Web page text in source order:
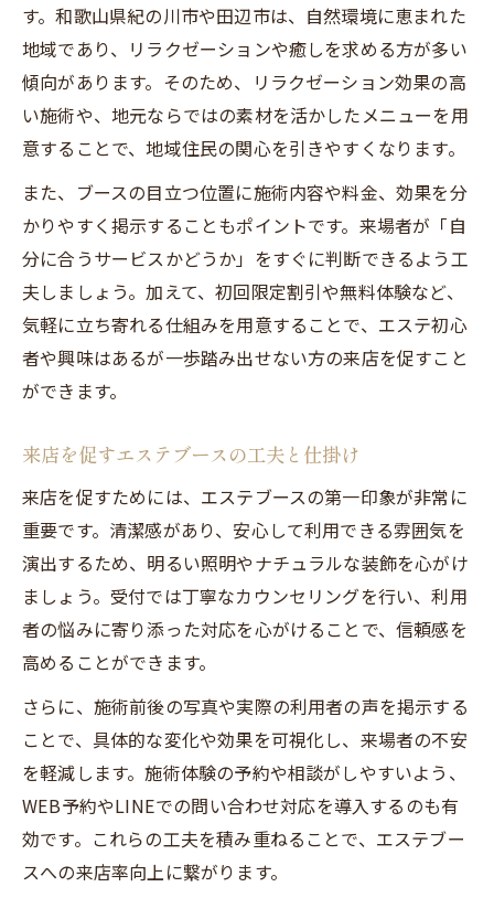
す。和歌山県紀の川市や田辺市は、自然環境に恵まれた
地域であり、リラクゼーションや癒しを求める方が多い
傾向があります。そのため、リラクゼーション効果の高
い施術や、地元ならではの素材を活かしたメニューを用
意することで、地域住民の関心を引きやすくなります。
また、ブースの目立つ位置に施術内容や料金、効果を分
かりやすく掲示することもポイントです。来場者が「自
分に合うサービスかどうか」をすぐに判断できるよう工
夫しましょう。加えて、初回限定割引や無料体験など、
気軽に立ち寄れる仕組みを用意することで、エステ初心
者や興味はあるが一歩踏み出せない方の来店を促すこと
ができます。
来店を促すエステブースの工夫と仕掛け
来店を促すためには、エステブースの第一印象が非常に
重要です。清潔感があり、安心して利用できる雰囲気を
演出するため、明るい照明やナチュラルな装飾を心がけ
ましょう。受付では丁寧なカウンセリングを行い、利用
者の悩みに寄り添った対応を心がけることで、信頼感を
高めることができます。
さらに、施術前後の写真や実際の利用者の声を掲示する
ことで、具体的な変化や効果を可視化し、来場者の不安
を軽減します。施術体験の予約や相談がしやすいよう、
WEB予約やLINEでの問い合わせ対応を導入するのも有
効です。これらの工夫を積み重ねることで、エステブー
スへの来店率向上に繋がります。